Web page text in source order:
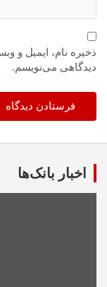
ذخیره نام، ایمیل و
دیدگاهی می‌نویسم.
اخبار بانک‌ها